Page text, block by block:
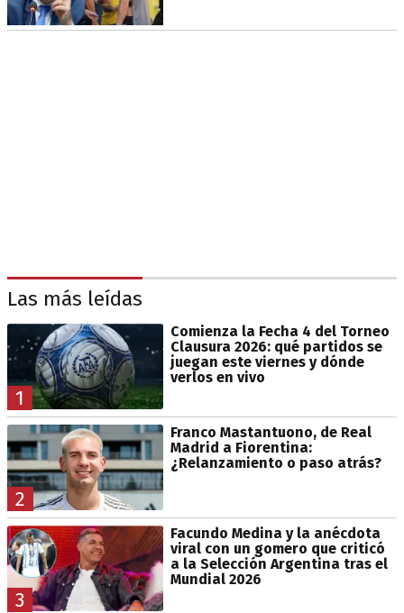
Las más leídas
1
Comienza la Fecha 4 del Torneo
Clausura 2026: qué partidos se
juegan este viernes y dónde
verlos en vivo
2
Franco Mastantuono, de Real
Madrid a Fiorentina:
¿Relanzamiento o paso atrás?
3
Facundo Medina y la anécdota
viral con un gomero que criticó
a la Selección Argentina tras el
Mundial 2026